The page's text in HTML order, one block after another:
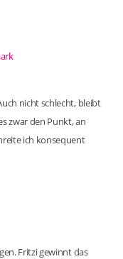
nicht schlecht, bleibt
zwar den Punkt, an
ich konsequent
Fritzi gewinnt das